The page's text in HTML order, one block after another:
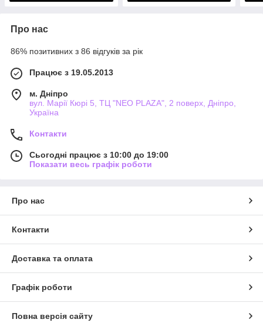
Про нас
86% позитивних з 86 відгуків за рік
Працює з 19.05.2013
м. Дніпро
вул. Марії Кюрі 5, ТЦ "NEO PLAZA", 2 поверх, Дніпро,
Україна
Контакти
Сьогодні працює з 10:00 до 19:00
Показати весь графік роботи
Про нас
Контакти
Доставка та оплата
Графік роботи
Повна версія сайту